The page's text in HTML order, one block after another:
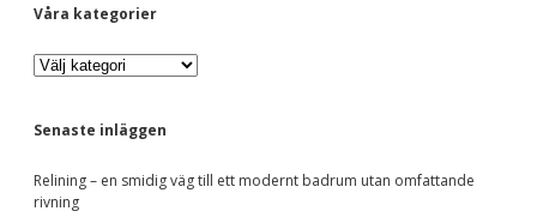
S
i
d
Våra kategorier
V
a
a
Senaste inläggen
Relining – en smidig väg till ett modernt badrum utan omfattande
rivning